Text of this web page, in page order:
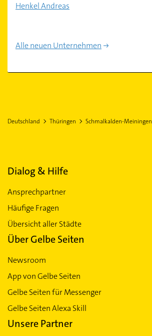
Henkel Andreas
Alle neuen Unternehmen
Deutschland Thüringen Schmalkalden-Meiningen
Dialog & Hilfe
Ansprechpartner
Häufige Fragen
Übersicht aller Städte
Über Gelbe Seiten
Newsroom
App von Gelbe Seiten
Gelbe Seiten für Messenger
Gelbe Seiten Alexa Skill
Unsere Partner